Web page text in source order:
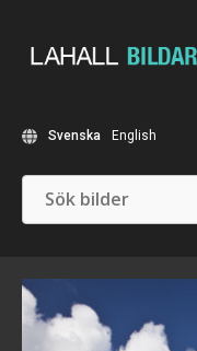
Svenska English